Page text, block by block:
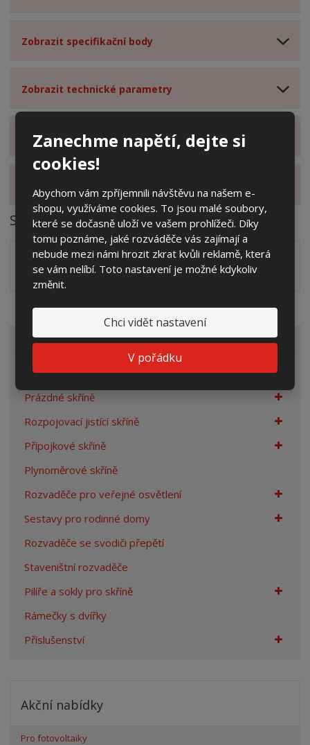
Zanechme napětí, dejte si
cookies!
Abychom vám zpříjemnili návštěvu na našem e-
shopu, využíváme cookies. To jsou malé soubory,
které se dočasně uloží ve vašem prohlížeči. Díky
tomu poznáme, jaké rozváděče vás zajímají a
nebude mezi námi hrozit zkrat kvůli reklamě, která
se vám nelíbí. Toto nastavení je možné kdykoliv
změnit.
Chci vidět nastavení
V pořádku
Zobrazit specifikační body
Zobrazit technické parametry
Zobrazit hodnocení produktu
Zobrazit alternativní produkty
Soubory ke stažení
Zakótovaný nákres skříně systému 3D včetně rozložení
zálisků ve formátu PDFpdf (60.24 Kb)
VŠECHNY KATEGORIE
Elektroměrové rozvaděče
Prázdné skříně
Rozpojovací jistící skříně
Přípojkové skříně
Plynoměrové skříně
Rozvaděče pro veřejné osvětlení
Sestavy pro rodinné domy
Rozvaděče se svodiči přepětí
Staveništní rozvaděče
Pilíře a sokly pro skříně
Rámečky s dvířky
Příslušenství
Akční nabídky
Pro fotovoltaiky